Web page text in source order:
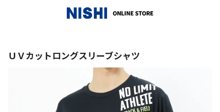
ＵＶカットロングスリーブシャツ